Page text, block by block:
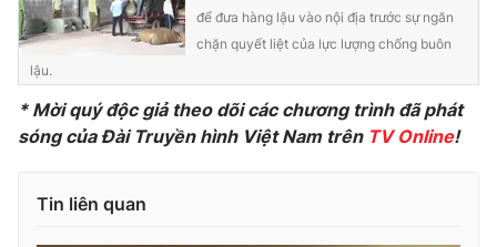
Thị trường 24h Tấm lòng Việt
VTV4 Vươn mình bằng AI
để đưa hàng lậu vào nội địa trước sự ngăn
chặn quyết liệt của lực lượng chống buôn
lậu.
* Mời quý độc giả theo dõi các chương trình đã phát
sóng của Đài Truyền hình Việt Nam trên TV Online!
Tin liên quan